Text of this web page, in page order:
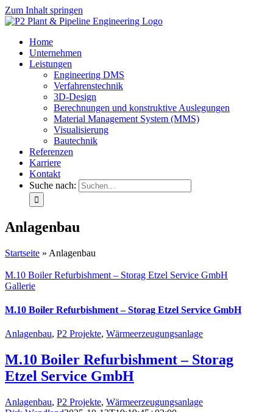
Zum Inhalt springen
Home
Unternehmen
Leistungen
Engineering DMS
Verfahrenstechnik
3D-Design
Berechnungen und konstruktive Auslegungen
Material Management System (MMS)
Visualisierung
Bautechnik
Referenzen
Karriere
Kontakt
Suche nach:
Anlagenbau
Startseite » Anlagenbau
M.10 Boiler Refurbishment – Storag Etzel Service GmbH
Gallerie
M.10 Boiler Refurbishment – Storag Etzel Service GmbH
Anlagenbau, P2 Projekte, Wärmeerzeugungsanlage
M.10 Boiler Refurbishment – Storag
Etzel Service GmbH
Anlagenbau, P2 Projekte, Wärmeerzeugungsanlage